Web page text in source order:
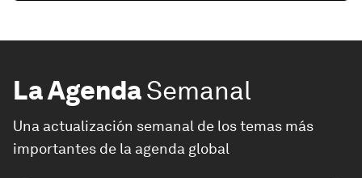
La AgendaSemanal
Una actualización semanal de los temas más
importantes de la agenda global